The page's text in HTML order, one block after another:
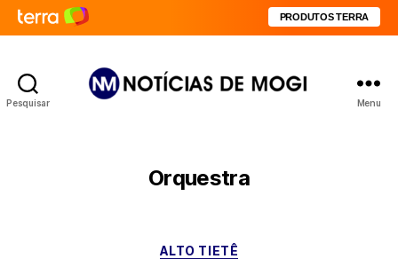
PRODUTOS TERRA
Pesquisar Menu
Orquestra
Categorias
ALTO TIETÊ